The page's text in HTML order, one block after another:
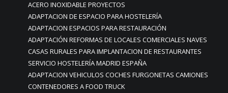
ACERO INOXIDABLE PROYECTOS
ADAPTACION DE ESPACIO PARA HOSTELERÍA
ADAPTACION ESPACIOS PARA RESTAURACIÓN
ADAPTACIÓN REFORMAS DE LOCALES COMERCIALES NAVES
CASAS RURALES PARA IMPLANTACION DE RESTAURANTES
SERVICIO HOSTELERÍA MADRID ESPAÑA
ADAPTACION VEHICULOS COCHES FURGONETAS CAMIONES
CONTENEDORES A FOOD TRUCK